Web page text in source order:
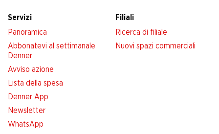
Servizi
Panoramica
Abbonatevi al settimanale
Denner
Avviso azione
Lista della spesa
Denner App
Newsletter
WhatsApp
Filiali
Ricerca di filiale
Nuovi spazi commerciali